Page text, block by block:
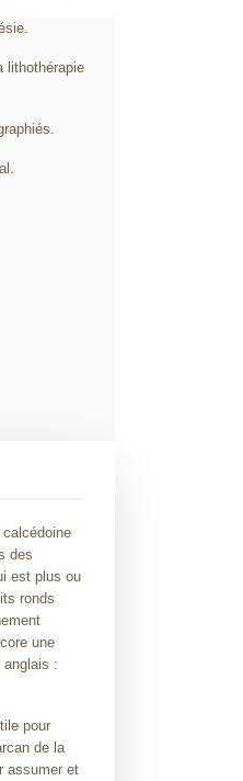
lithothérapie
des
est plus ou
ronds
une
anglais :
pour
de la
assumer et